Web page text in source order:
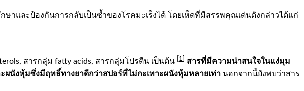
และป้องกันการกลับเป็นซ้ำของโรคมะเร็งได้ โดยเห็ดที่มีสรรพคุณเด่นดังกล่าวได้แก่
สารกลุ่ม fatty acids, สารกลุ่มโปรตีน เป็นต้น 1
สารที่มีความน่าสนใจในแง่มุม
ผนังหุ้มซึ่งมีฤทธิ์ทางยาดีกว่าสปอร์ที่ไม่กะเทาะผนังหุ้มหลายเท่า นอกจากนี้ยังพบว่าสาร